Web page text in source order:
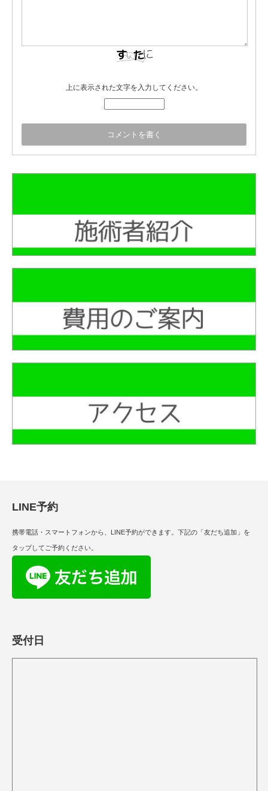
上に表示された文字を入力してください。
LINE予約
携帯電話・スマートフォンから、LINE予約ができます。下記の「友だち追加」を
タップしてご予約ください。
受付日